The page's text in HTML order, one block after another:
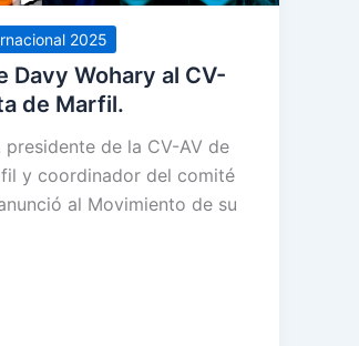
2025
Davy Wohary al CV-
de Marfil.
presidente de la CV-AV de
y coordinador del comité
al Movimiento de su